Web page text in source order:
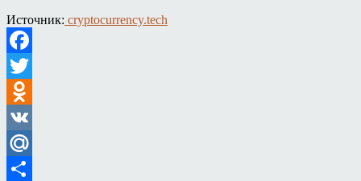
Источник: cryptocurrency.tech
Facebook
Twitter
Odnoklassniki
VK
Mail.Ru